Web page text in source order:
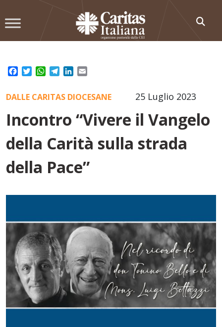
to
Facebook
TwitterWhatsApp
TelegramLinkedIn
25 Luglio 2023
DALLE CARITAS DIOCESANE
Incontro “Vivere il Vangelo
della Carità sulla strada
della Pace”